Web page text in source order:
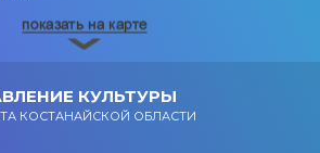
КУЛЬТУРЫ
КОСТАНАЙСКОЙ ОБЛАСТИ